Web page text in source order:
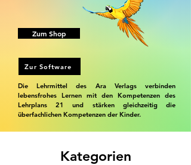
Zum Shop
Zur Software
Die Lehrmittel des Ara Verlags verbinden
lebensfrohes Lernen mit den Kompetenzen des
Lehrplans 21 und stärken gleichzeitig die
überfachlichen Kompetenzen der Kinder.
Kategorien